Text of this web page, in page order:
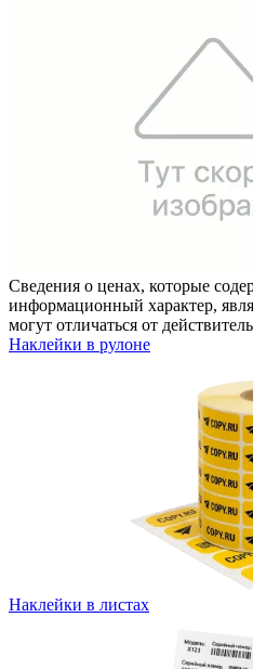
Сведения о ценах, которые
информационный характер,
могут отличаться от
Наклейки в рулоне
Наклейки в листах